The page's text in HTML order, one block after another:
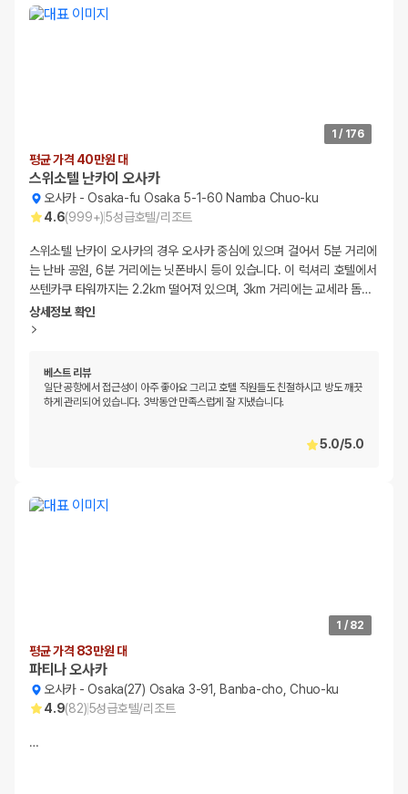
1 / 176
평균 가격 40만원 대
스위소텔 난카이 오사카
오사카-Osaka-fu Osaka 5-1-60 Namba Chuo-ku
4.6(999+)5성급호텔/리조트
스위소텔 난카이 오사카의 경우 오사카 중심에 있으며 걸어서 5분 거리에
는 난바 공원, 6분 거리에는 닛폰바시 등이 있습니다. 이 럭셔리 호텔에서
쓰텐카쿠 타워까지는 2.2km 떨어져 있으며, 3km 거리에는 교세라 돔…
상세정보 확인
베스트 리뷰
일단 공항에서 접근성이 아주 좋아요 그리고 호텔 직원들도 친절하시고 방도 깨끗
하게 관리되어 있습니다. 3박동안 만족스럽게 잘 지냈습니다.
5.0/5.0
1 / 82
평균 가격 83만원 대
파티나 오사카
오사카-Osaka(27) Osaka 3-91, Banba-cho, Chuo-ku
4.9(82)5성급호텔/리조트
…